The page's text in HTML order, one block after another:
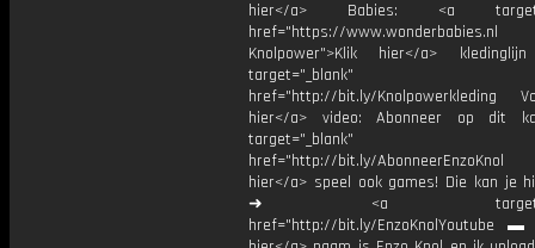
hier</a> Babies: <a
href="https://www.wonderbabies.nl
Knolpower">Klik hier</a>
target="_blank"
href="http://bit.ly/Knolpowerkleding
hier</a> video: Abonneer op dit
target="_blank"
href="http://bit.ly/
hier</a> speel ook games! Die kan je
➜ <a
href="http://bit.ly/EnzoKnolYoutube ▬